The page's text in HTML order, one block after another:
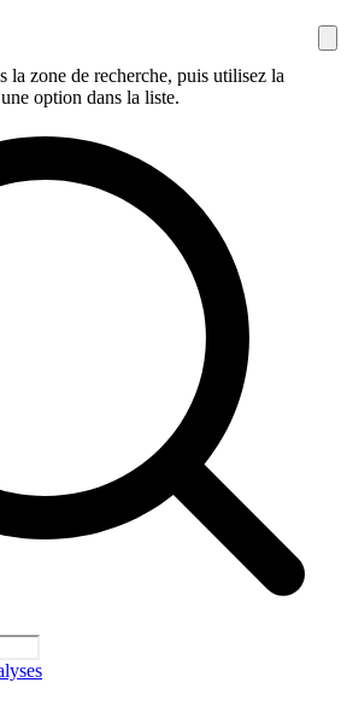
la zone de recherche, puis utilisez la
option dans la liste.